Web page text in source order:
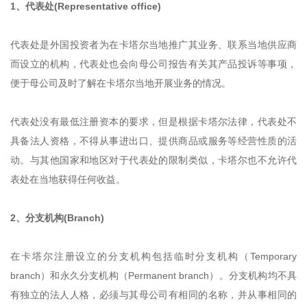
1、代表处(Representative office)
代表处是外国投资者为在卡塔尔当地推广其业务、联系当地供应商
而设立的机构，代表处也会向母公司报告有关其产品投诉等事项，
便于母公司及时了解在卡塔尔当地开展业务的情况。
代表处没有最低注册资本的要求，但是根据卡塔尔法律，代表处不
具备法人资格，不得从事进出口、提供商品或服务等经营性质的活
动。与其他国家和地区对于代表处的限制类似，卡塔尔也不允许代
表处在当地获得任何收益。
2、分支机构(Branch)
在卡塔尔注册设立的分支机构包括临时分支机构（Temporary
branch）和永久分支机构（Permanent branch）。分支机构均不具
有独立的法人人格，必须与其母公司有相同的名称，并从事相同的